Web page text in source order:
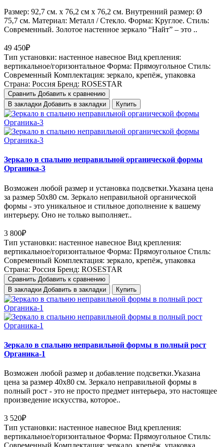
Размер: 92,7 см. х 76,2 см х 76,2 см. Внутренний размер: Ø
75,7 см. Материал: Металл / Стекло. Форма: Круглое. Стиль:
Современный. Золотое настенное зеркало “Найт” – это ..
49 450₽
Тип установки: настенное навесное Вид крепления:
вертикальное/горизонтальное Форма: Прямоугольное Стиль:
Cовременный Комплектация: зеркало, крепёж, упаковка
Страна: Россия Бренд: ROSESTAR
Сравнить Добавить к сравнению
В закладки Добавить в закладки Купить
Зеркало в спальню неправильной органической формы
Органика-3
Возможен любой размер и установка подсветки.Указана цена
за размер 50х80 см. Зеркало неправильной органической
формы - это уникальное и стильное дополнение к вашему
интерьеру. Оно не только выполняет..
3 800₽
Тип установки: настенное навесное Вид крепления:
вертикальное/горизонтальное Форма: Прямоугольное Стиль:
Cовременный Комплектация: зеркало, крепёж, упаковка
Страна: Россия Бренд: ROSESTAR
Сравнить Добавить к сравнению
В закладки Добавить в закладки Купить
Зеркало в спальню неправильной формы в полный рост
Органика-1
Возможен любой размер и добавление подсветки.Указана
цена за размер 40х80 см. Зеркало неправильной формы в
полный рост - это не просто предмет интерьера, это настоящее
произведение искусства, которое..
3 520₽
Тип установки: настенное навесное Вид крепления:
вертикальное/горизонтальное Форма: Прямоугольное Стиль: